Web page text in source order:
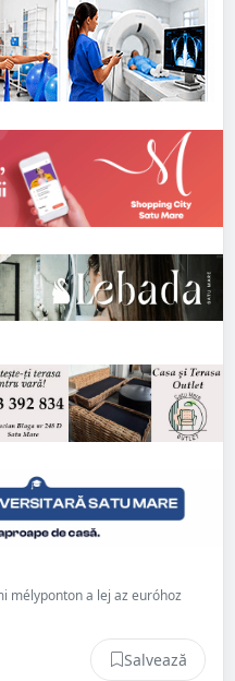
mélyponton a lej az euróhoz
Salvează